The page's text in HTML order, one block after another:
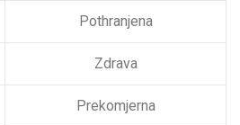
Pothranjena
Zdrava
Prekomjerna